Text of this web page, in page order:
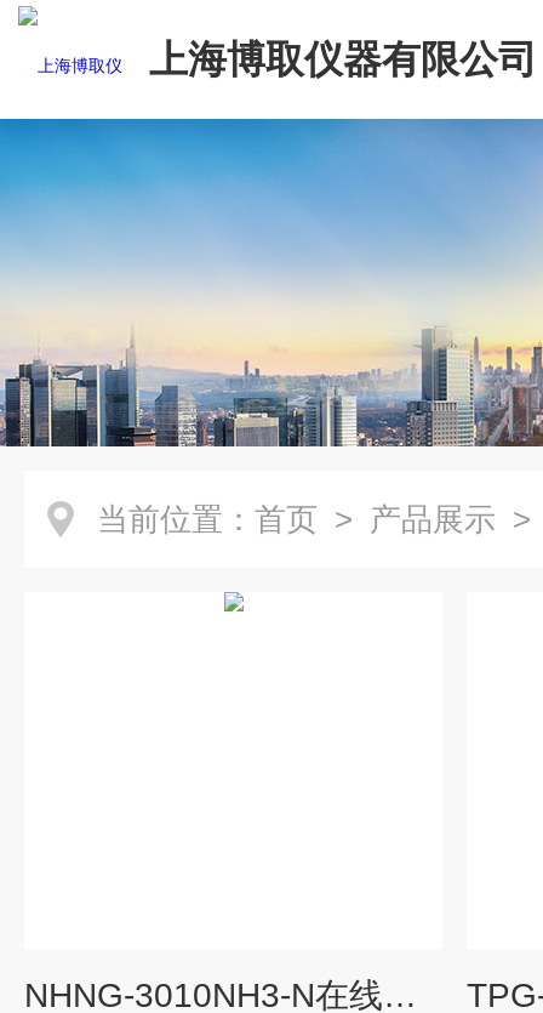
上海博取仪器有限公司
当前位置： 首页 > 产品展示
NHNG-3010NH3-N在线氨氮自动分析仪厂家 氨氮检测仪